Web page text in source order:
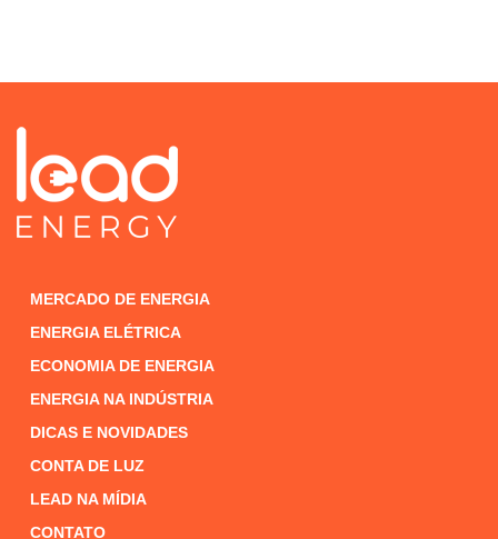
MERCADO DE ENERGIA
ENERGIA ELÉTRICA
ECONOMIA DE ENERGIA
ENERGIA NA INDÚSTRIA
DICAS E NOVIDADES
CONTA DE LUZ
LEAD NA MÍDIA
CONTATO